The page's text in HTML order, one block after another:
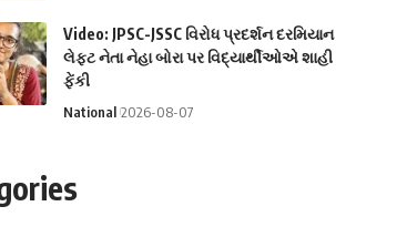
Video: JPSC-JSSC વિરોધ પ્રદર્શન દરમિયાન
લેફ્ટ નેતા નેહા બોરા પર વિદ્યાર્થીઓએ શાહી
ફેંકી
National 2026-08-07